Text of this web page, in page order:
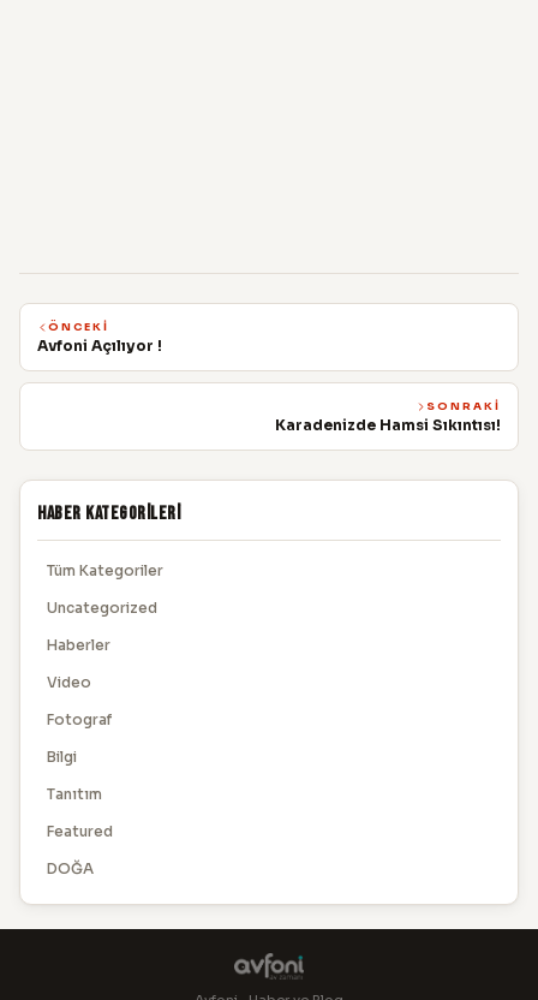
ÖNCEKI
Avfoni Açılıyor !
SONRAKI
Karadenizde Hamsi Sıkıntısı!
Haber Kategorileri
Tüm Kategoriler
Uncategorized
Haberler
Video
Fotograf
Bilgi
Tanıtım
Featured
DOĞA